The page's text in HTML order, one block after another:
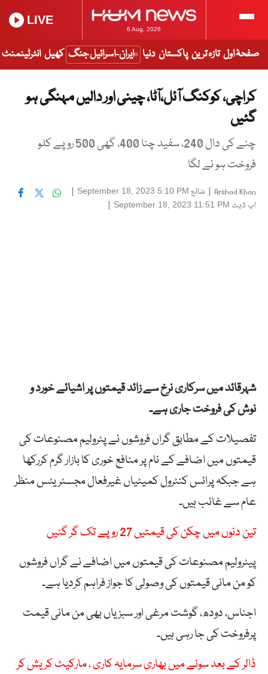
6 Aug, 2026
LIVE
صفحۂ اول تازہ ترین پاکستان دنیا ایران-اسرائیل جنگ کھیل انٹرٹینمنٹ
کراچی، کوکنگ آئل،آٹا، چینی اور دالیں مہنگی ہو
گئیں
چنے کی دال 240، سفید چنا 400، گھی 500 روپے کلو
فروخت ہو نے لگا
Arshad Khan
| شائع September 18, 2023 5:10 PM
|
اپ ڈیٹ September 18, 2023 11:51 PM
|
شہرقائد میں سرکاری نرخ سے زائد قیمتوں پر اشیائے خورد و
نوش کی فروخت جاری ہے۔
تفصیلات کے مطابق گراں فروشوں نے پٹرولیم مصنوعات کی
قیمتوں میں اضافے کے نام پر منافع خوری کا بازار گرم کررکھا
ہے جبکہ پرائس کنٹرول کمیٹیاں غیرفعال مجسٹریٹس منظر
عام سے غائب ہیں۔
تین دنوں میں چکن کی قیمتیں 27 روپے تک گر گئیں
پیٹرولیم مصنوعات کی قیمتوں میں اضافے نے گراں فروشوں
کو من مانی قیمتوں کی وصولی کا جواز فراہم کردیا ہے۔
اجناس، دودھ، گوشت مرغی اور سبزیاں بھی من مانی قیمت
پرفروخت کی جا رہی ہیں۔
ڈالر کے بعد سونے میں بھاری سرمایہ کاری ، مارکیٹ کریش کر